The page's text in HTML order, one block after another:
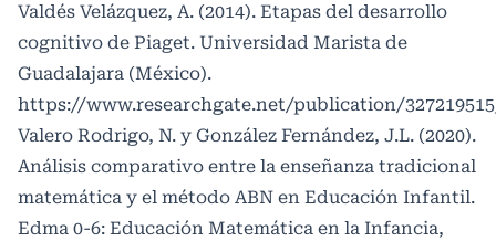
Valdés Velázquez, A. (2014). Etapas del desarrollo
cognitivo de Piaget. Universidad Marista de
Guadalajara (México).
https://www.researchgate.net/publication/
Valero Rodrigo, N. y González Fernández, J.L. (2020).
Análisis comparativo entre la enseñanza tradicional
matemática y el método ABN en Educación Infantil.
Edma 0-6: Educación Matemática en la Infancia,